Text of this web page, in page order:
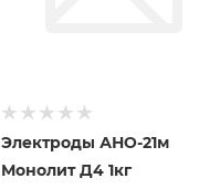
Электроды АНО-21м
Монолит Д4 1кг